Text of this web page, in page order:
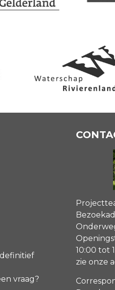
vraag?
10:00 tot
zie onze